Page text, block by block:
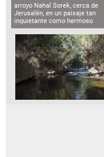
arroyo Nahal Sorek, cerca de
Jerusalén, en un paisaje tan
inquietante como hermoso